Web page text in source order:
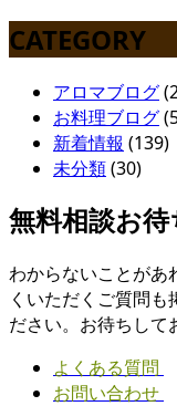
CATEGORY
アロマブログ
お料理ブログ
新着情報 (139)
未分類(30)
無料相談お
わからないことがあ
くいただくご質問も
ださい。お待ちして
よくある質問
お問い合わせ